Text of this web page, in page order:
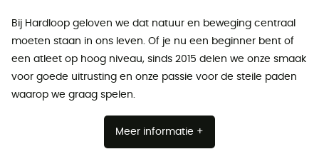
Bij Hardloop geloven we dat natuur en beweging centraal
moeten staan ​​in ons leven. Of je nu een beginner bent of
een atleet op hoog niveau, sinds 2015 delen we onze smaak
voor goede uitrusting en onze passie voor de steile paden
waarop we graag spelen.
Meer informatie +